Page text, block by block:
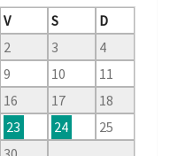
V S
D
2 3
4
9 10
11
16 17
18
23 24
25